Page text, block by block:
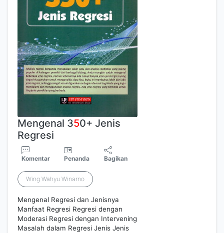
Mengenal 350+ Jenis
Regresi
Komentar Penanda Bagikan
Wing Wahyu Winarno
Mengenal Regresi dan Jenisnya
Manfaat Regresi Regresi dengan
Moderasi Regresi dengan Intervening
Masalah dalam Regresi Jenis Jenis